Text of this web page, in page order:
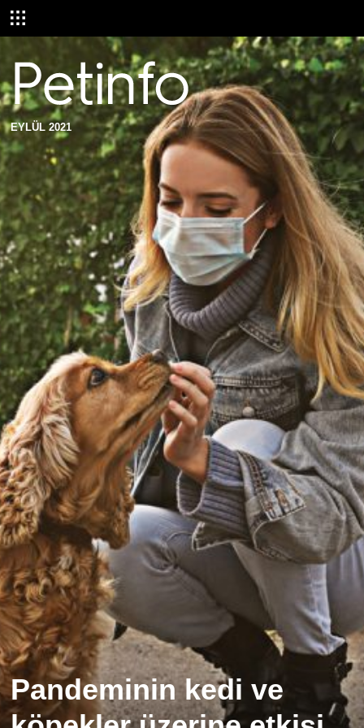
EYLÜL 2021
Pandeminin kedi ve